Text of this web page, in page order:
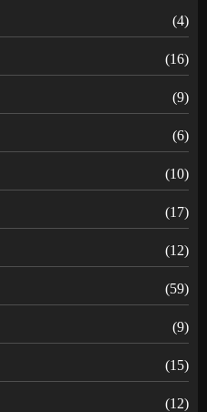
(4)
(16)
(9)
(6)
(10)
(17)
(12)
(59)
(9)
(15)
(12)